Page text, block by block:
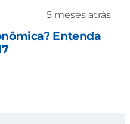
5 meses atrás
Entenda